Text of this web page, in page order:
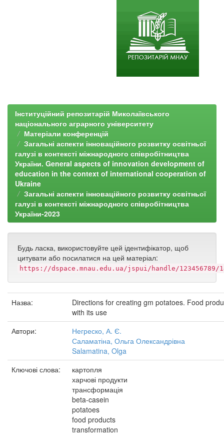
Інституційний репозитарій Миколаївського
національного аграрного університету
Матеріали конференцій
Загальні аспекти інноваційного розвитку освітньої
галузі в контексті міжнародного співробітництва
України. General aspects of innovation development of
education in the context of international cooperation of
Ukraine
Загальні аспекти інноваційного розвитку освітньої
галузі в контексті міжнародного співробітництва
України-2023
Будь ласка, використовуйте цей ідентифікатор, щоб
цитувати або посилатися на цей матеріал:
https://dspace.mnau.edu.ua/jspui/handle/123456789/
Назва:
Directions for creating gm potatoes. Food
with its use
Автори:
Негреско, А. Є.
Саламатіна, Ольга Олександрівна
Salamatina, Olga
Ключові слова:
картопля
харчові продукти
трансформація
beta-casein
potatoes
food products
transformation